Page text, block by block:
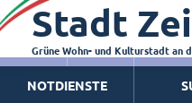
Zeitz - Die Kleinstadt
Willkommen in Zeitz!
Interview mit
Zeitz - Stadt der Zukunft
Ortschaften
Stadt
Grüne Wohn- und Kulturstadt an
NOTDIENSTE